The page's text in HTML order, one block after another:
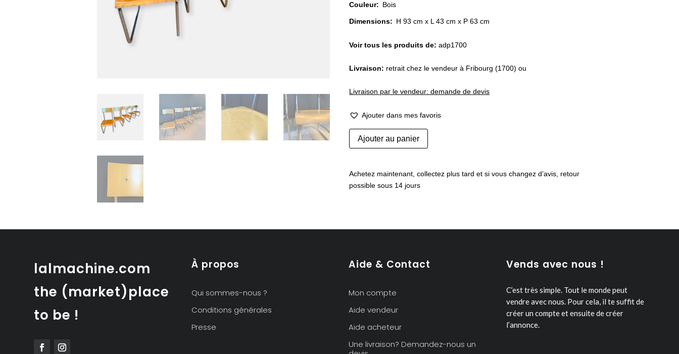
Couleur: Bois
Dimensions: H 93 cm x L 43 cm x P 63 cm
Voir tous les produits de:adp1700
Livraison: retrait chez le vendeur à Fribourg (1700) ou
Livraison par le vendeur: demande de devis
Ajouter dans mes favoris
quantité
de
chaises
Ajouter au panier
Achetez maintenant, collectez plus tard et si vous changez d’avis, retour
possible sous 14 jours
lalmachine.com
the (market)place
to be !
À propos
Qui sommes-nous ?
Conditions générales
Presse
Aide & Contact
Mon compte
Aide vendeur
Aide acheteur
Une livraison? Demandez-nous un
Vends avec nous !
C’est très simple. Tout le monde peut
vendre avec nous. Pour cela, il te suffit de
créer un compte et ensuite de créer
l’annonce.